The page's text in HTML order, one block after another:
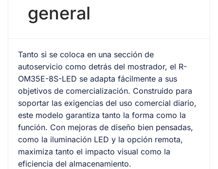
general
Tanto si se coloca en una sección de
autoservicio como detrás del mostrador, el R-
OM35E-8S-LED se adapta fácilmente a sus
objetivos de comercialización. Construido para
soportar las exigencias del uso comercial diario,
este modelo garantiza tanto la forma como la
función. Con mejoras de diseño bien pensadas,
como la iluminación LED y la opción remota,
maximiza tanto el impacto visual como la
eficiencia del almacenamiento.